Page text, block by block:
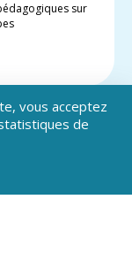
sur
patrimoine des
vous acceptez
de